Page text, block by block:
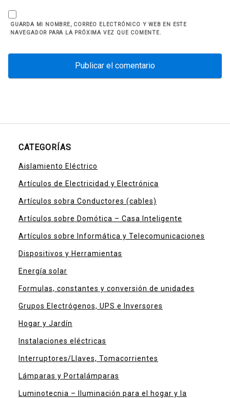
GUARDA MI NOMBRE, CORREO ELECTRÓNICO Y WEB EN ESTE
NAVEGADOR PARA LA PRÓXIMA VEZ QUE COMENTE.
CATEGORÍAS
Aislamiento Eléctrico
Artículos de Electricidad y Electrónica
Artículos sobra Conductores (cables)
Artículos sobre Domótica – Casa Inteligente
Artículos sobre Informática y Telecomunicaciones
Dispositivos y Herramientas
Energía solar
Formulas, constantes y conversión de unidades
Grupos Electrógenos, UPS e Inversores
Hogar y Jardín
Instalaciones eléctricas
Interruptores/Llaves, Tomacorrientes
Lámparas y Portalámparas
Luminotecnia – Iluminación para el hogar y la